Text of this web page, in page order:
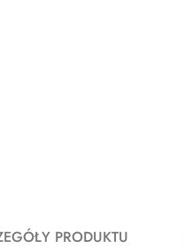
PRODUKTU